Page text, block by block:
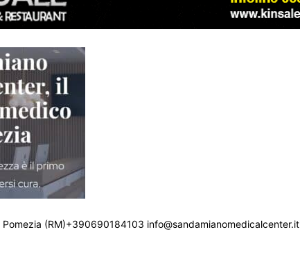
(RM)+390690184103 info@sandamianomedicalcenter.it